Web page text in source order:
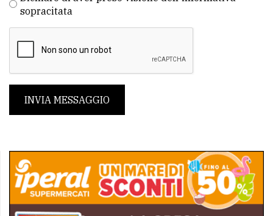
sopracitata
INVIA MESSAGGIO